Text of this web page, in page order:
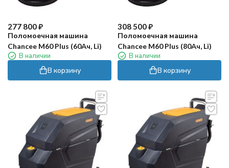
277 800₽
Поломоечная машина
Chancee M60 Plus (60Ач, Li)
В наличии
В корзину
308 500₽
Поломоечная машина
Chancee M60 Plus (80Ач, Li)
В наличии
В корзину